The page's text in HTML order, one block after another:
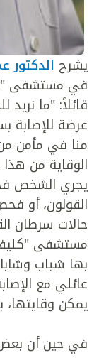
يشرح الدكتور
في مستشفى
قائلاً: "ما
عرضة للإصابة
منا في مأمن من
الوقاية من
يجري الشخص
القولون، أو
حالات سرطان
مستشفى
بها شباب
عائلي مع
يمكن
في حين أن بعض